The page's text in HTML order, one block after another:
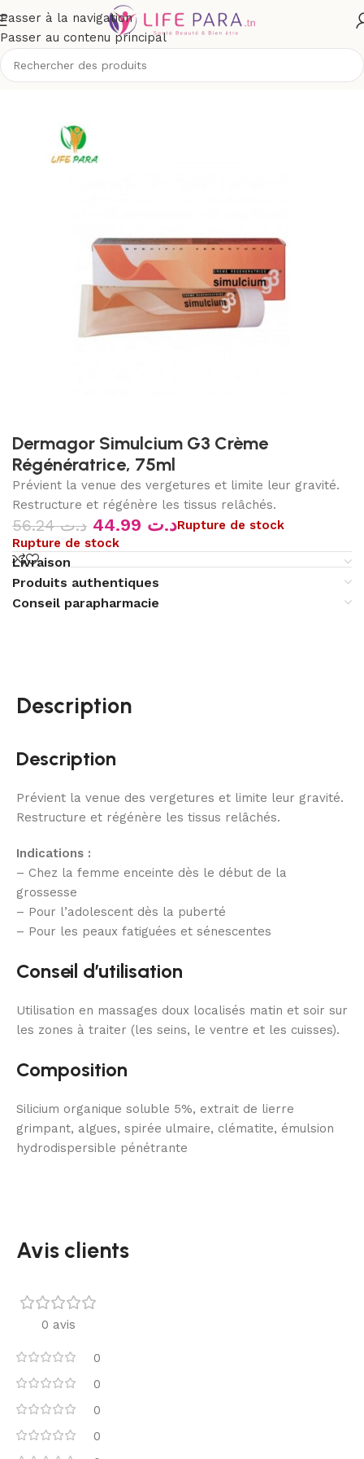
Passer à la navigation
Passer au contenu principal
Accueil/Boutique/Bébé et maman/Maman/Anti vergetures
Dermagor Simulcium G3 Crème
Régénératrice, 75ml
Prévient la venue des vergetures et limite leur gravité.
Restructure et régénère les tissus relâchés.
د.ت56.24 د.تRupture de stock
Rupture de stock
Livraison
Produits authentiques
Conseil parapharmacie
Description
Description
Prévient la venue des vergetures et limite leur gravité.
Restructure et régénère les tissus relâchés.
Indications :
– Chez la femme enceinte dès le début de la
grossesse
– Pour l’adolescent dès la puberté
– Pour les peaux fatiguées et sénescentes
Conseil d’utilisation
Utilisation en massages doux localisés matin et soir sur
les zones à traiter (les seins, le ventre et les cuisses).
Composition
Silicium organique soluble 5%, extrait de lierre
grimpant, algues, spirée ulmaire, clématite, émulsion
hydrodispersible pénétrante
Avis clients
0 avis
0
0
0
0